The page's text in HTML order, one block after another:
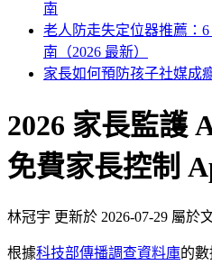
南
老人防走失定位器推薦：
南（2026 最新）
家長如何預防孩子社媒成
2026 家長監護
免費家長控制
林冠宇 更新於 2026-07-29 屬於
根據科技部傳播調查資料庫的